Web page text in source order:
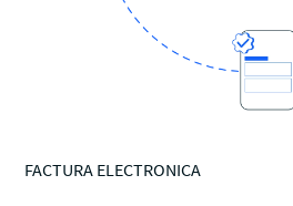
FACTURA ELECTRONICA